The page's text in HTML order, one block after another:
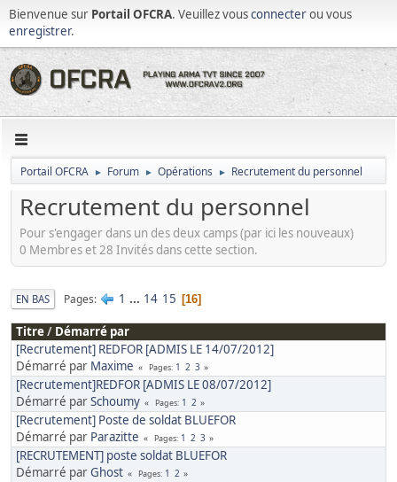
Bienvenue sur Portail OFCRA. Veuillez vousconnecterou vous
enregistrer.
Portail OFCRA ► Forum ► Opérations ► Recrutement du personnel
Recrutement du personnel
Pour s'engager dans un des deux camps (par ici les nouveaux)
0 Membres et 28 Invités dans cette section.
EN BAS Pages 1 ... 14 15 16
Titre/ Démarré par
[Recrutement] REDFOR [ADMIS LE 14/07/2012]
Démarré par Maxime Pages 1 2 3
[Recrutement]REDFOR [ADMIS LE 08/07/2012]
Démarré parSchoumy Pages 1 2
[Recrutement] Poste de soldat BLUEFOR
Démarré par Parazitte Pages 1 2 3
[RECRUTEMENT] poste soldat BLUEFOR
Démarré parGhost Pages 1 2